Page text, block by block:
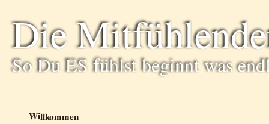
Die
So Du ES fühlst beginnt was
Willkommen